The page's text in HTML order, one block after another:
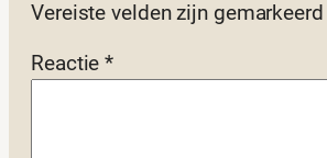
Vereiste velden zijn
Reactie*